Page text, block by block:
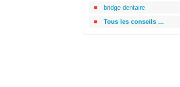
bridge dentaire
Tous les conseils ...